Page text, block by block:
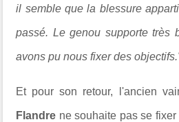
il semble que la blessure
passé. Le genou supporte très
avons pu nous fixer des
Et pour son retour, l'ancien
Flandre ne souhaite pas se